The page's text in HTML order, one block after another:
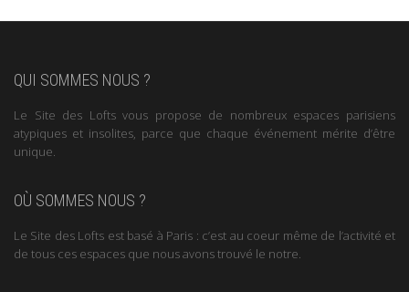
QUI SOMMES NOUS ?
Le Site des Lofts vous propose de nombreux espaces parisiens
atypiques et insolites, parce que chaque événement mérite d’être
unique.
OÙ SOMMES NOUS ?
Le Site des Lofts est basé à Paris : c’est au coeur même de l’activité et
de tous ces espaces que nous avons trouvé le notre.